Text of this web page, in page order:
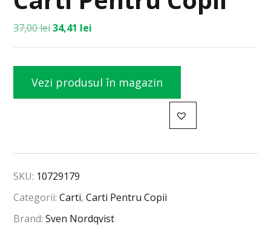
37,00lei34,41 lei
Vezi produsul în magazin
SKU: 10729179
Categorii:Carti,Carti Pentru Copii
Brand:Sven Nordqvist